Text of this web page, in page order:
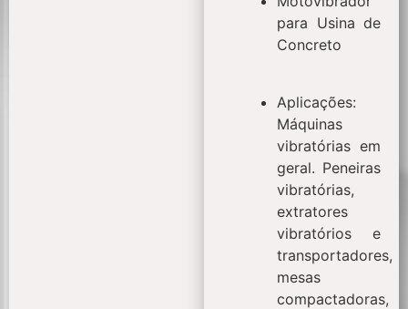
para Usina de
Concreto
Aplicações:
Máquinas
vibratórias em
geral. Peneiras
vibratórias,
extratores
vibratórios e
transportadores,
mesas
compactadoras,